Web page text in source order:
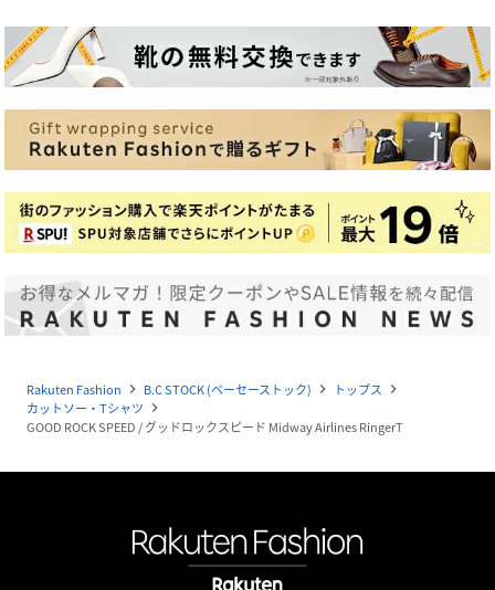
Rakuten Fashion navigate_next B.C STOCK (ベーセーストック) navigate_next トップス navigate_next
カットソー・Tシャツ navigate_next
GOOD ROCK SPEED / グッドロックスピード Midway Airlines RingerT